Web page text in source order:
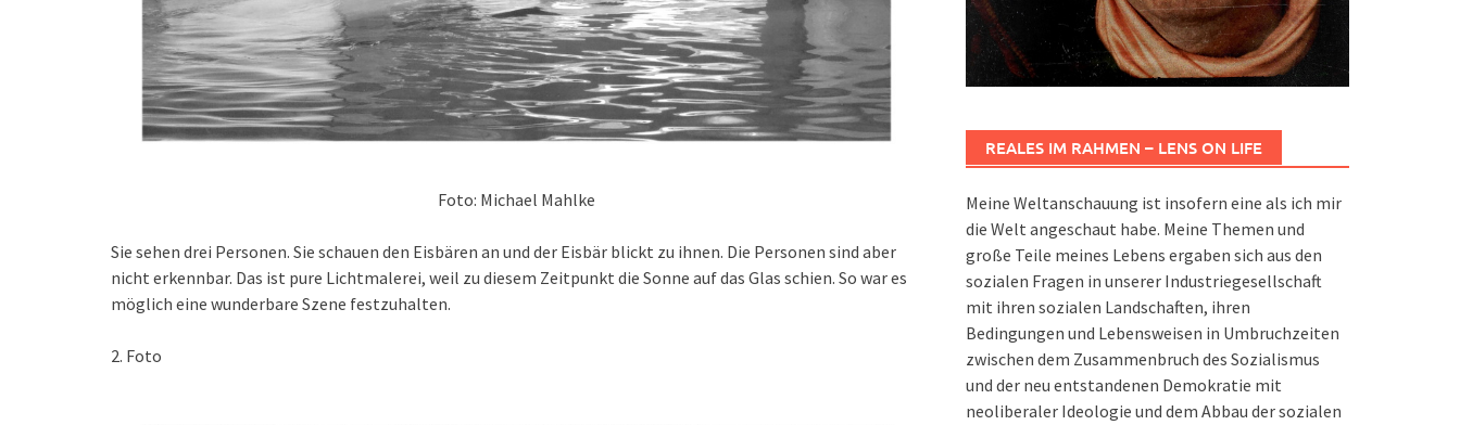
Foto: Michael Mahlke
Sie sehen drei Personen. Sie schauen den Eisbären an und der Eisbär blickt zu ihnen. Die Personen sind aber
nicht erkennbar. Das ist pure Lichtmalerei, weil zu diesem Zeitpunkt die Sonne auf das Glas schien. So war es
möglich eine wunderbare Szene festzuhalten.
2. Foto
REALES IM RAHMEN – LENS ON LIFE
Meine Weltanschauung ist insofern eine als ich mir
die Welt angeschaut habe. Meine Themen und
große Teile meines Lebens ergaben sich aus den
sozialen Fragen in unserer Industriegesellschaft
mit ihren sozialen Landschaften, ihren
Bedingungen und Lebensweisen in Umbruchzeiten
zwischen dem Zusammenbruch des Sozialismus
und der neu entstandenen Demokratie mit
neoliberaler Ideologie und dem Abbau der sozialen